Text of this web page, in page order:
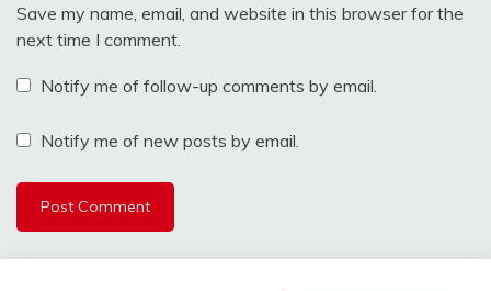
Save my name, email, and website in this browser for the
next time I comment.
Notify me of follow-up comments by email.
Notify me of new posts by email.